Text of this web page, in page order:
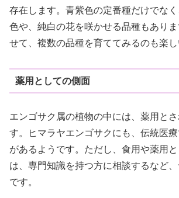
存在します。青紫色の定番種だけでな
色や、純白の花を咲かせる品種もあり
せて、複数の品種を育ててみるのも楽し
薬用としての側面
エンゴサク属の植物の中には、薬用と
す。ヒマラヤエンゴサクにも、伝統医
があるようです。ただし、食用や薬用
は、専門知識を持つ方に相談するなど
です。